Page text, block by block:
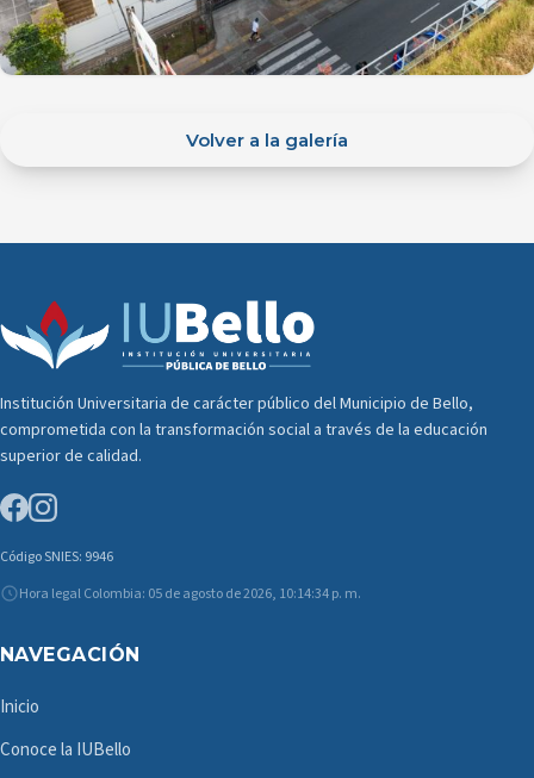
Volver a la galería
Institución Universitaria de carácter público del Municipio de Bello,
comprometida con la transformación social a través de la educación
superior de calidad.
Código SNIES: 9946
Hora legal Colombia: 05 de agosto de 2026, 10:14:34 p. m.
NAVEGACIÓN
Inicio
Conoce la IUBello